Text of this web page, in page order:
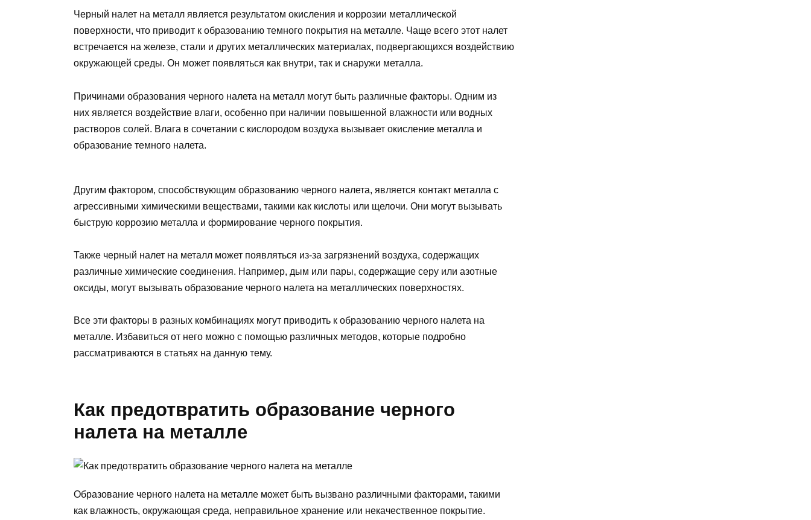
Черный налет на металл является результатом окисления и коррозии металлической
поверхности, что приводит к образованию темного покрытия на металле. Чаще всего этот налет
встречается на железе, стали и других металлических материалах, подвергающихся воздействию
окружающей среды. Он может появляться как внутри, так и снаружи металла.
Причинами образования черного налета на металл могут быть различные факторы. Одним из
них является воздействие влаги, особенно при наличии повышенной влажности или водных
растворов солей. Влага в сочетании с кислородом воздуха вызывает окисление металла и
образование темного налета.
Другим фактором, способствующим образованию черного налета, является контакт металла с
агрессивными химическими веществами, такими как кислоты или щелочи. Они могут вызывать
быструю коррозию металла и формирование черного покрытия.
Также черный налет на металл может появляться из-за загрязнений воздуха, содержащих
различные химические соединения. Например, дым или пары, содержащие серу или азотные
оксиды, могут вызывать образование черного налета на металлических поверхностях.
Все эти факторы в разных комбинациях могут приводить к образованию черного налета на
металле. Избавиться от него можно с помощью различных методов, которые подробно
рассматриваются в статьях на данную тему.
Как предотвратить образование черного
налета на металле
Образование черного налета на металле может быть вызвано различными факторами, такими
как влажность, окружающая среда, неправильное хранение или некачественное покрытие.